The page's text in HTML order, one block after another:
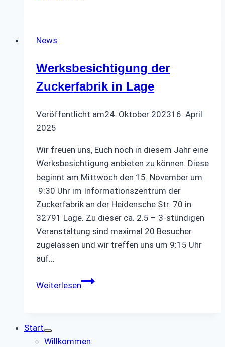
News
Werksbesichtigung der
Zuckerfabrik in Lage
Veröffentlicht am24. Oktober 202316. April
2025
Wir freuen uns, Euch noch in diesem Jahr eine
Werksbesichtigung anbieten zu können. Diese
beginnt am Mittwoch den 15. November um
9:30 Uhr im Informationszentrum der
Zuckerfabrik an der Heidensche Str. 70 in
32791 Lage. Zu dieser ca. 2.5 – 3-stündigen
Veranstaltung sind maximal 20 Besucher
zugelassen und wir treffen uns um 9:15 Uhr
auf…
WeiterlesenWerksbesichtigung
Start
Willkommen